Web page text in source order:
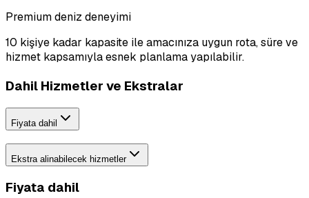
Premium deniz deneyimi
10 kişiye kadar kapasite ile amacınıza uygun rota, süre ve
hizmet kapsamıyla esnek planlama yapılabilir.
Dahil Hizmetler ve Ekstralar
Fiyata dahil
Ekstra alinabilecek hizmetler
Fiyata dahil